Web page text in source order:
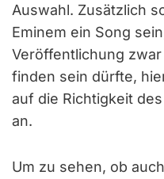
Auswahl. Zusätzlich
Eminem ein Song
Veröffentlichung
finden sein dürfte,
auf die Richtigkeit
an.
Um zu sehen, ob